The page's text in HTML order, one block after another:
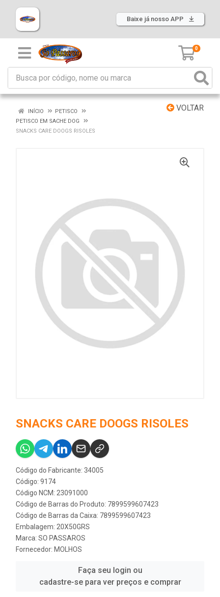
Baixe já nosso APP
0
VOLTAR
INÍCIO
PETISCO
PETISCO EM SACHE DOG
SNACKS CARE DOOGS RISOLES
SNACKS CARE DOOGS RISOLES
Código do Fabricante: 34005
Código: 9174
Código NCM: 23091000
Código de Barras do Produto: 7899599607423
Código de Barras da Caixa: 7899599607423
Embalagem: 20X50GRS
Marca: SO PASSAROS
Fornecedor: MOLHOS
Faça seu login ou
cadastre-se para ver preços e comprar